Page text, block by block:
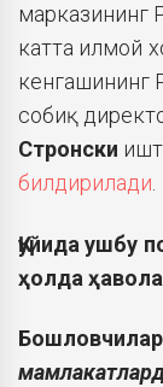
марказининг
катта илмой
кенгашининг
собиқ
Стронски
билдирилади
Қуйида ушбу
ҳолда